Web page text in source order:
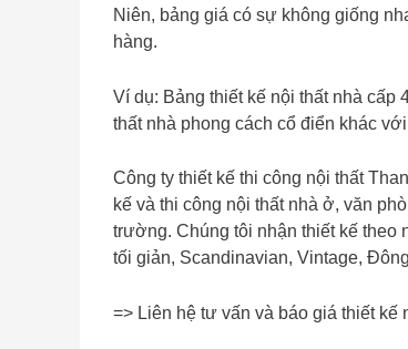
Niên, bảng giá có sự không giống
hàng.
Ví dụ: Bảng thiết kế nội thất nhà cấp
thất nhà phong cách cổ điển khác
Công ty thiết kế thi công nội thất
kế và thi công nội thất nhà ở, văn
trường. Chúng tôi nhận thiết kế theo
tối giản, Scandinavian, Vintage,
=> Liên hệ tư vấn và báo giá thiết kế